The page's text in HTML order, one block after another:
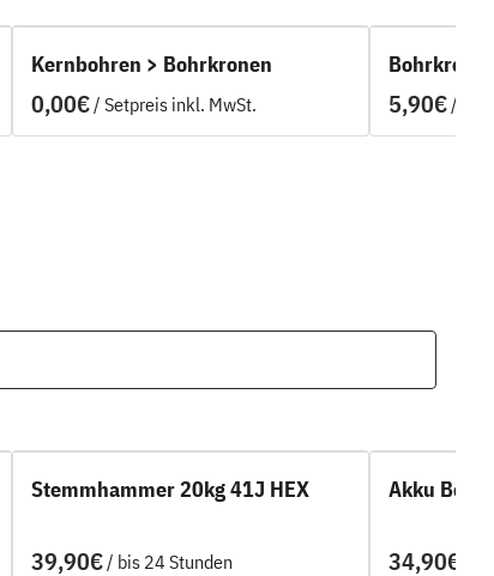
Kernbohren > Bohrkronen
/ /
Stemmhammer 20kg 41J HEX
/
Akku